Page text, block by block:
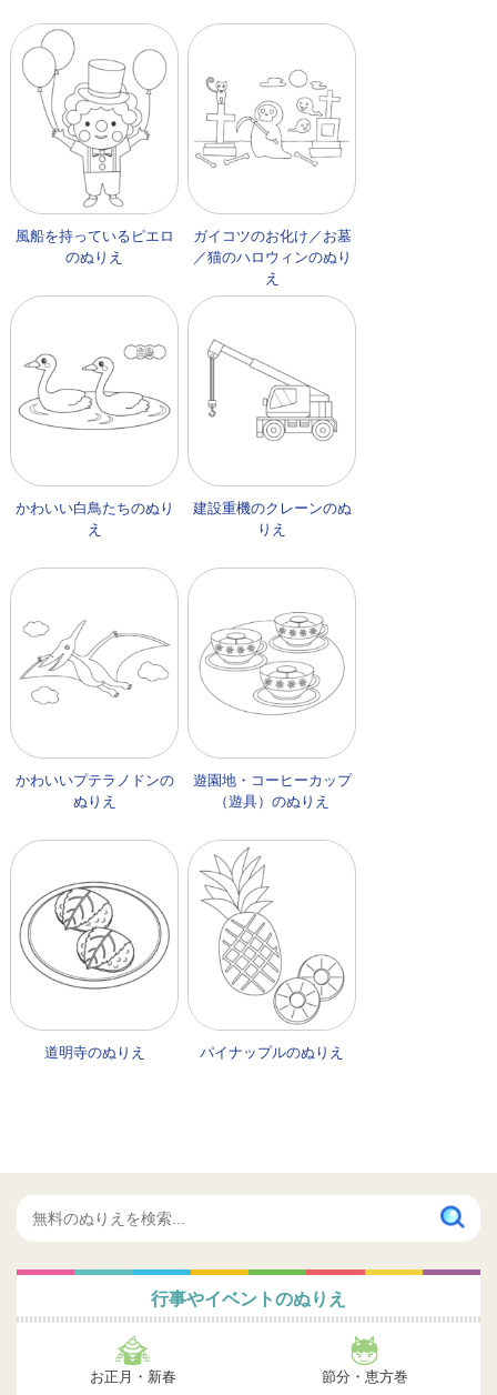
風船を持っているピエロ
のぬりえ
ガイコツのお化け／お墓
／猫のハロウィンのぬり
え
かわいい白鳥たちのぬり
え
建設重機のクレーンのぬ
りえ
かわいいプテラノドンの
ぬりえ
遊園地・コーヒーカップ
（遊具）のぬりえ
道明寺のぬりえ パイナップルのぬりえ
行事やイベントのぬりえ
お正月・新春 節分・恵方巻